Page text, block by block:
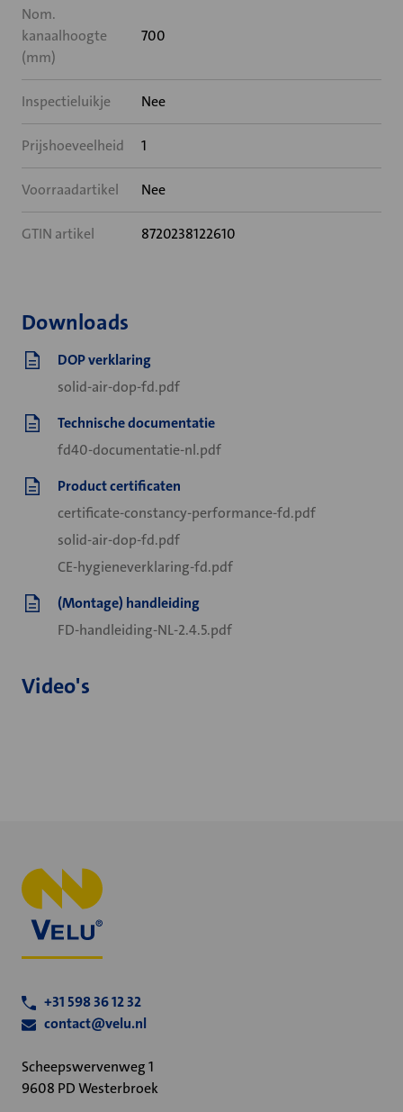
Nom.
kanaalhoogte
(mm)
700
Inspectieluikje Nee
Prijshoeveelheid 1
Voorraadartikel Nee
GTIN artikel 8720238122610
Downloads
DOP verklaring
solid-air-dop-fd.pdf
Technische documentatie
fd40-documentatie-nl.pdf
Product certificaten
certificate-constancy-performance-fd.pdf
solid-air-dop-fd.pdf
CE-hygieneverklaring-fd.pdf
(Montage) handleiding
FD-handleiding-NL-2.4.5.pdf
Video's
+31 598 36 12 32
contact@velu.nl
Scheepswervenweg 1
9608 PD Westerbroek